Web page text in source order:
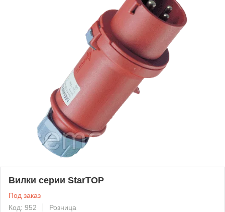
Вилки серии StarTOP
Под заказ
Код: 952
Розница